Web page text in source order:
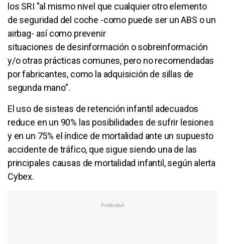
los SRI "al mismo nivel que cualquier otro elemento
de seguridad del coche -como puede ser un ABS o un
airbag- así como prevenir
situaciones de desinformación o sobreinformación
y/o otras prácticas comunes, pero no recomendadas
por fabricantes, como la adquisición de sillas de
segunda mano".
El uso de sisteas de retención infantil adecuados
reduce en un 90% las posibilidades de sufrir lesiones
y en un 75% el índice de mortalidad ante un supuesto
accidente de tráfico, que sigue siendo una de las
principales causas de mortalidad infantil, según alerta
Cybex.